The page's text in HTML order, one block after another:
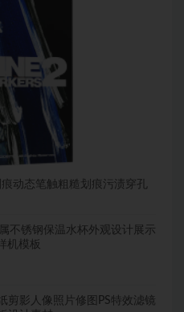
动态笔触粗糙划痕污渍穿孔
不锈钢保温水杯外观设计展示
机模板
剪影人像照片修图PS特效滤镜